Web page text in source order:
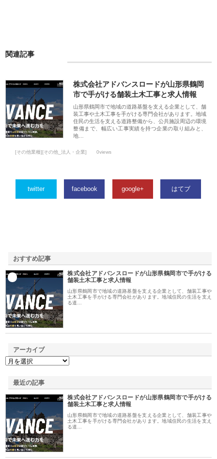
関連記事
株式会社アドバンスロードが山形県鶴岡
市で手がける舗装土木工事と求人情報
山形県鶴岡市で地域の道路基盤を支える企業として、舗
装工事や土木工事を手がける専門会社があります。地域
住民の生活を支える道路整備から、公共施設周辺の環境
整備まで、幅広い工事実績を持つ企業の取り組みと、
地…
[その他業種][その他_法人・企業] 0views
twitter facebook google+ はてブ
おすすめ記事
株式会社アドバンスロードが山形県鶴岡市で手がける
舗装土木工事と求人情報
山形県鶴岡市で地域の道路基盤を支える企業として、舗装工事や
土木工事を手がける専門会社があります。地域住民の生活を支え
る道…
アーカイブ
最近の記事
株式会社アドバンスロードが山形県鶴岡市で手がける
舗装土木工事と求人情報
山形県鶴岡市で地域の道路基盤を支える企業として、舗装工事や
土木工事を手がける専門会社があります。地域住民の生活を支え
る道…